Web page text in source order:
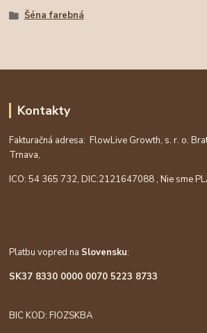
Šéna farebná
Kontakty
Fakturačná adresa: FlowLive Growth, s. r. o.
Trnava,
ICO: 54 365 732, DIC:2121647088 , Nie sme
Platbu vopred na Slovensku:
SK37 8330 0000 0070
BIC KOD: FIOZSKBA